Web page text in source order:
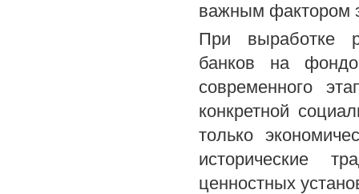
важным фактором
При выработке
банков на
современного
конкретной
только
исторические
ценностных